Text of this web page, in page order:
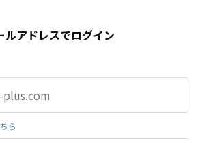
ルアドレスでログイン
ら